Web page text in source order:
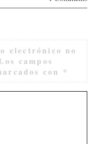
electrónico no
campos
con *